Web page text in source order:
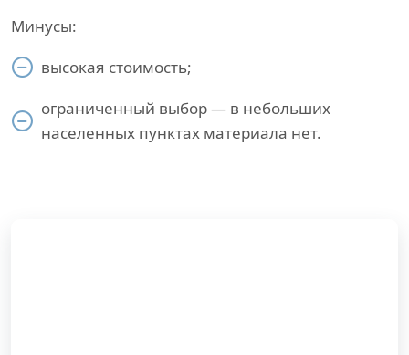
Минусы:
высокая стоимость;
ограниченный выбор — в небольших
населенных пунктах материала нет.